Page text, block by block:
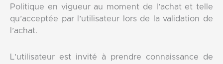
Politique en vigueur au moment de l’achat et telle
qu’acceptée par l’utilisateur lors de la validation de
l’achat.
L’utilisateur est invité à prendre connaissance de